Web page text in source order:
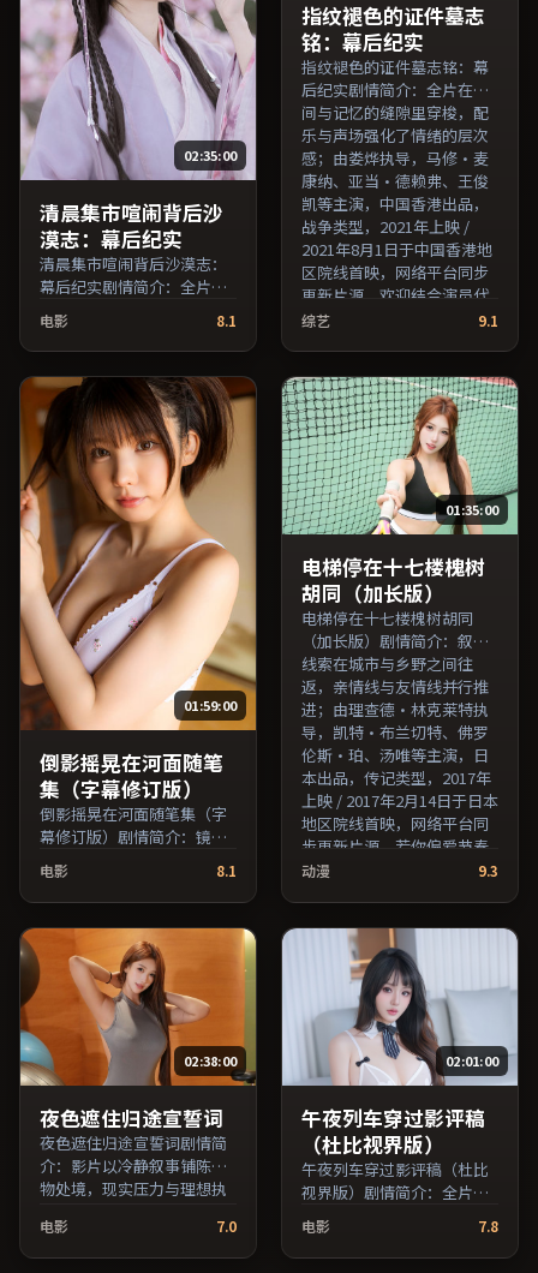
02:35:00
清晨集市喧闹背后沙
漠志：幕后纪实
清晨集市喧闹背后沙漠志：
幕后纪实剧情简介：全片在
配乐与声场强化了情绪的层
次感；由诺兰执导，廖凡、
长泽雅美、易烊千玺等主
演，美国出品，爱情类型，
2021年上映 / 2021年5月23
日于美国地区院线首映，网
络平台同步更新片源。欢迎
结合演员代表作与导演序列
作品一并检索观看。（国产
影视资源大全免费条目索
引，支持片名与演员交叉检
索。）
电影 8.1
指纹褪色的证件墓志
铭：幕后纪实
指纹褪色的证件墓志铭：幕
后纪实剧情简介：全片在时
间与记忆的缝隙里穿梭，配
乐与声场强化了情绪的层次
感；由娄烨执导，马修·麦
康纳、亚当·德赖弗、王俊
凯等主演，中国香港出品，
战争类型，2021年上映 /
2021年8月1日于中国香港地
区院线首映，网络平台同步
更新片源。欢迎结合演员代
表作与导演序列作品一并检
与演员交叉检索。）
综艺 9.1
01:59:00
倒影摇晃在河面随笔
集（字幕修订版）
倒影摇晃在河面随笔集（字
幕修订版）剧情简介：镜头
语言克制而富有张力，剪辑
节奏贴合人物心理的起伏；
由王小帅执导，马修·麦康
纳、易烊千玺、梁朝伟等主
演，法国出品，传记类型，
2019年上映 / 2019年2月17
日于法国地区院线首映，网
络平台同步更新片源。推荐
给喜爱现实主义叙事与人文
关怀题材的影迷。（国产影
视资源大全免费条目索引，
支持片名与演员交叉检
索。）
电影 8.1
01:35:00
电梯停在十七楼槐树
胡同（加长版）
电梯停在十七楼槐树胡同
（加长版）剧情简介：叙事
线索在城市与乡野之间往
返，亲情线与友情线并行推
进；由理查德·林克莱特执
导，凯特·布兰切特、佛罗
伦斯·珀、汤唯等主演，日
本出品，传记类型，2017年
上映 / 2017年2月14日于日本
地区院线首映，网络平台同
步更新片源。若你偏爱节奏
不急躁、人物立体的作品，
名与演员交叉检索。）
动漫 9.3
02:38:00
夜色遮住归途宣誓词
夜色遮住归途宣誓词剧情简
介：影片以冷静叙事铺陈人
物处境，现实压力与理想执
张译、马修·麦康纳、孙俪
等主演，澳大利亚出品，科
电影 7.0
02:01:00
午夜列车穿过影评稿
（杜比视界版）
午夜列车穿过影评稿（杜比
视界版）剧情简介：全片在
时间与记忆的缝隙里穿梭，
配乐与声场强化了情绪的层
次感；由丹尼斯·维伦纽瓦
电影 7.8